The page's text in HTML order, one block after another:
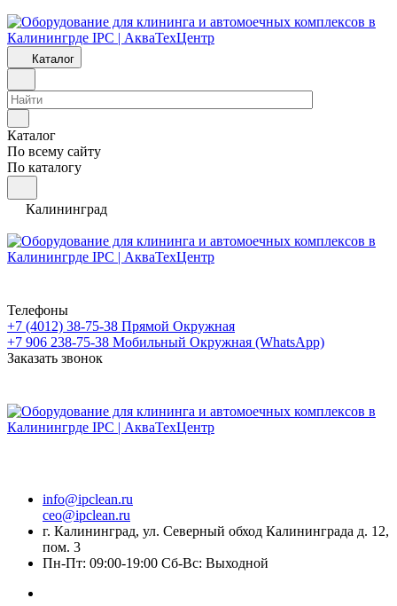
Каталог
Каталог
По всему сайту
По каталогу
Калининград
Телефоны
+7 (4012) 38-75-38 Прямой Окружная
+7 906 238-75-38 Мобильный Окружная (WhatsApp)
Заказать звонок
info@ipclean.ru
ceo@ipclean.ru
г. Калининград, ул. Северный обход Калининграда д. 12,
пом. 3
Пн-Пт: 09:00-19:00 Сб-Вс: Выходной